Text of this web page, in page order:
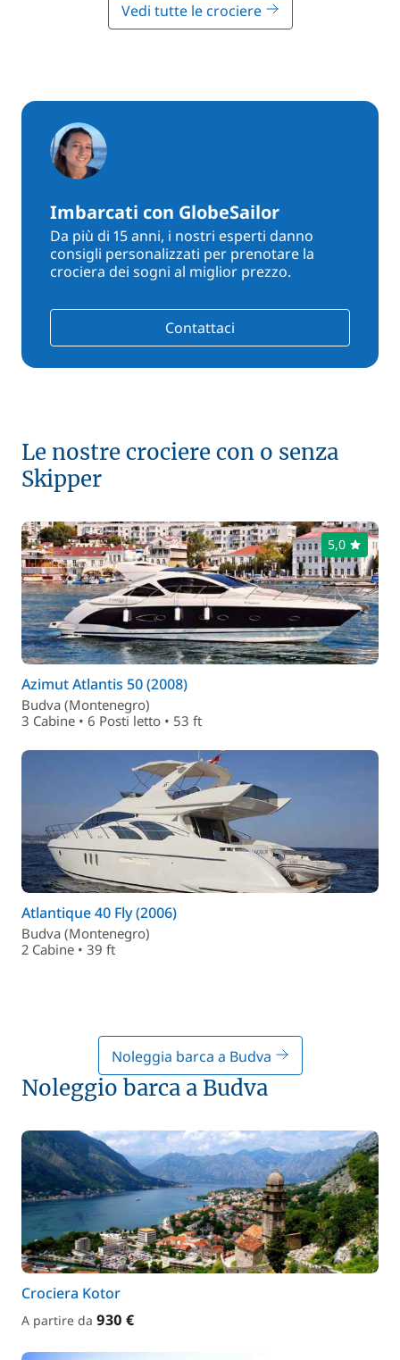
Vedi tutte le crociere
Imbarcati con GlobeSailor
Da più di 15 anni, i nostri esperti danno
consigli personalizzati per prenotare la
crociera dei sogni al miglior prezzo.
Contattaci
Le nostre crociere con o senza
Skipper
5,0
Azimut Atlantis 50 (2008)
Budva (Montenegro)
3 Cabine • 6 Posti letto • 53 ft
Atlantique 40 Fly (2006)
Budva (Montenegro)
2 Cabine • 39 ft
Noleggia barca a Budva
Noleggio barca a Budva
Crociera Kotor
A partire da 930 €